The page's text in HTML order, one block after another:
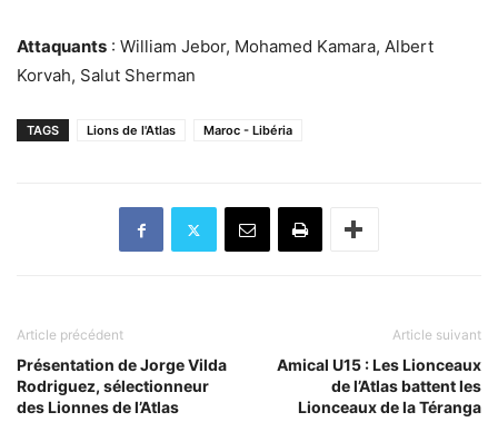
Attaquants : William Jebor, Mohamed Kamara, Albert
Korvah, Salut Sherman
TAGS Lions de l'Atlas Maroc - Libéria
Article précédent
Présentation de Jorge Vilda
Rodriguez, sélectionneur
des Lionnes de l’Atlas
Article suivant
Amical U15 : Les Lionceaux
de l’Atlas battent les
Lionceaux de la Téranga